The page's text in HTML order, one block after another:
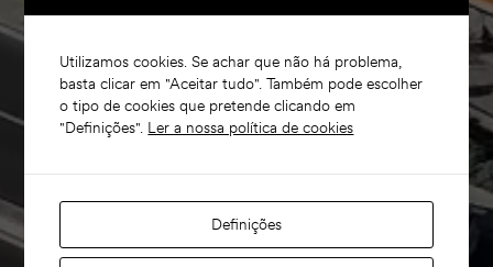
Utilizamos cookies. Se achar que não há problema,
basta clicar em "Aceitar tudo". Também pode escolher
o tipo de cookies que pretende clicando em
"Definições". Ler a nossa política de cookies
Definições